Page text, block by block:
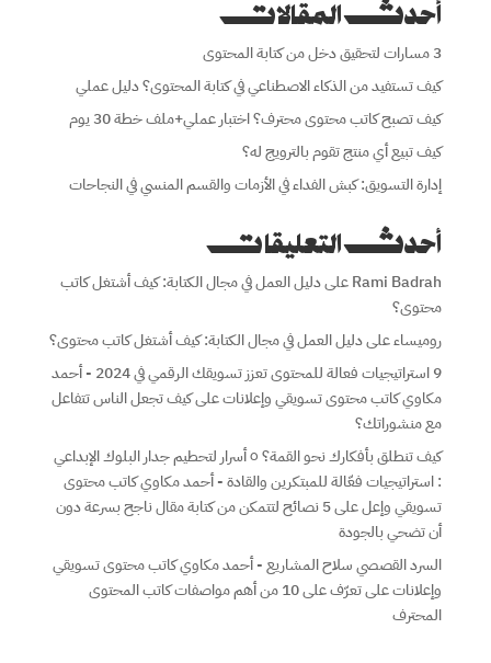
أحدث المقالات
3 مسارات لتحقيق دخل من كتابة المحتوى
كيف تستفيد من الذكاء الاصطناعي في كتابة المحتوى؟ دليل عملي
كيف تصبح كاتب محتوى محترف؟ اختبار عملي+ملف خطة 30 يوم
كيف تبيع أي منتج تقوم بالترويج له؟
إدارة التسويق: كبش الفداء في الأزمات والقسم المنسي في النجاحات
أحدث التعليقات
Rami Badrahعلىدليل العمل في مجال الكتابة: كيف أشتغل كاتب
محتوى؟
روميساءعلىدليل العمل في مجال الكتابة: كيف أشتغل كاتب محتوى؟
9 استراتيجيات فعالة للمحتوى تعزز تسويقك الرقمي في 2024 - أحمد
مكاوي كاتب محتوى تسويقي وإعلاناتعلىكيف تجعل الناس تتفاعل
مع منشوراتك؟
كيف تنطلق بأفكارك نحو القمة؟ ٥ أسرار لتحطيم جدار البلوك الإبداعي
: استراتيجيات فعّالة للمبتكرين والقادة - أحمد مكاوي كاتب محتوى
تسويقي وإعلعلى
5 نصائح لتتمكن من كتابة مقال ناجح بسرعة دون
أن تضحي بالجودة
السرد القصصي سلاح المشاريع - أحمد مكاوي كاتب محتوى تسويقي
وإعلاناتعلى
تعرّف على 10 من أهم مواصفات كاتب المحتوى
المحترف